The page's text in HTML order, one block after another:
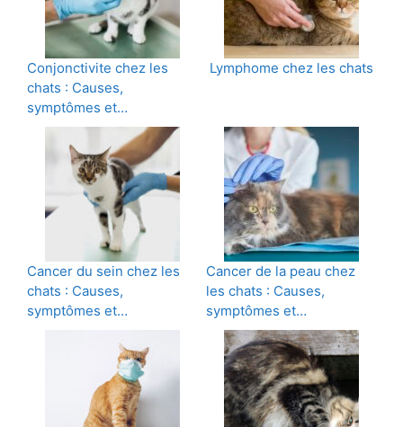
Conjonctivite chez les
chats : Causes,
symptômes et…
Lymphome chez les chats
Cancer du sein chez les
chats : Causes,
symptômes et…
Cancer de la peau chez
les chats : Causes,
symptômes et…